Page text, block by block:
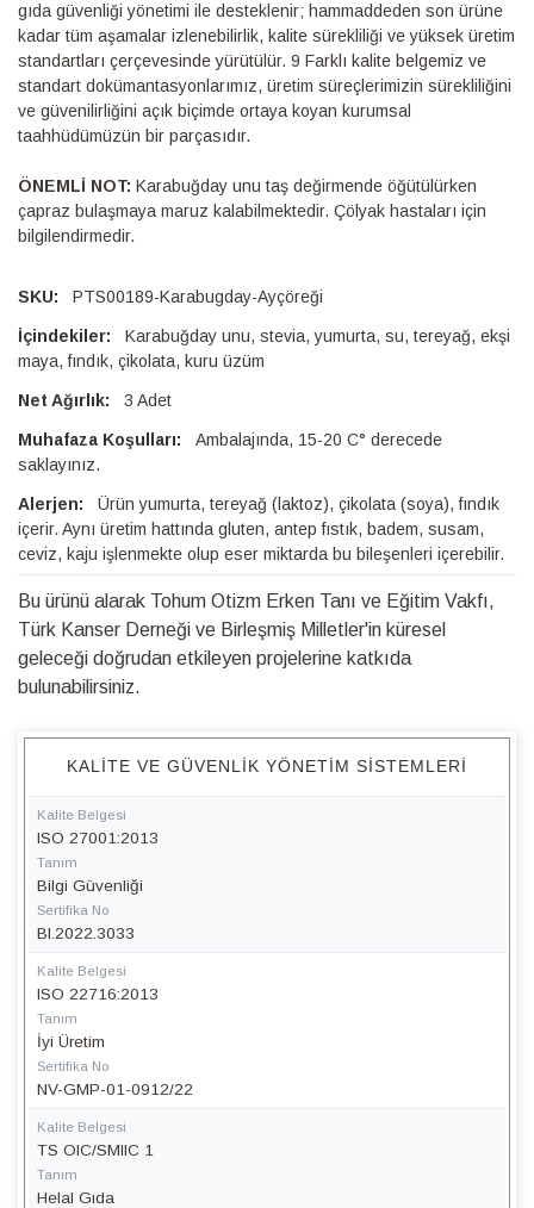
gıda güvenliği yönetimi ile desteklenir; hammaddeden son ürüne
kadar tüm aşamalar izlenebilirlik, kalite sürekliliği ve yüksek üretim
standartları çerçevesinde yürütülür. 9 Farklı kalite belgemiz ve
standart dokümantasyonlarımız, üretim süreçlerimizin sürekliliğini
ve güvenilirliğini açık biçimde ortaya koyan kurumsal
taahhüdümüzün bir parçasıdır.
ÖNEMLİ NOT: Karabuğday unu taş değirmende öğütülürken
çapraz bulaşmaya maruz kalabilmektedir. Çölyak hastaları için
bilgilendirmedir.
PTS00189-Karabugday-Ayçöreği
Karabuğday unu, stevia, yumurta, su, tereyağ, ekşi
maya, fındık, çikolata, kuru üzüm
3 Adet
Ambalajında, 15-20 C° derecede
saklayınız.
Ürün yumurta, tereyağ (laktoz), çikolata (soya), fındık
içerir. Aynı üretim hattında gluten, antep fıstık, badem, susam,
ceviz, kaju işlenmekte olup eser miktarda bu bileşenleri içerebilir.
Bu ürünü alarak Tohum Otizm Erken Tanı ve Eğitim Vakfı,
Türk Kanser Derneği ve Birleşmiş Milletler'in küresel
geleceği doğrudan etkileyen projelerine katkıda
bulunabilirsiniz.
KALITE VE GÜVENLIK YÖNETIM SISTEMLERI
Kalite Belgesi
ISO 27001:2013
Tanım
Bilgi Güvenliği
Sertifika No
BI.2022.3033
Kalite Belgesi
ISO 22716:2013
Tanım
İyi Üretim
Sertifika No
NV-GMP-01-0912/22
Kalite Belgesi
TS OIC/SMIIC 1
Tanım
Helal Gıda